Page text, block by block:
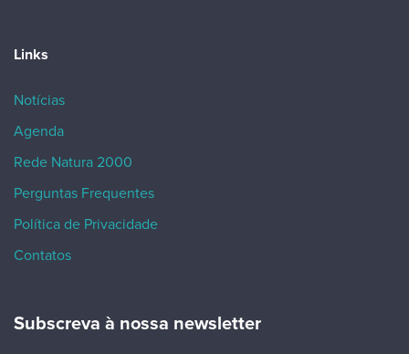
Links
Notícias
Agenda
Rede Natura 2000
Perguntas Frequentes
Política de Privacidade
Contatos
Subscreva à nossa newsletter